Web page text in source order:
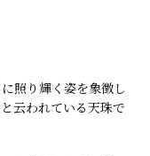
照り輝く姿を象徴し
云われている天珠で